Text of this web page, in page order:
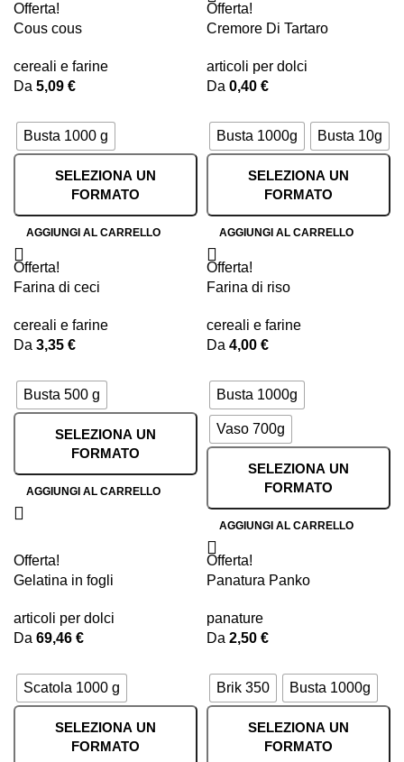
Offerta!
Cous cous
cereali e farine
Da 5,09 €
Busta 1000 g
SELEZIONA UN
FORMATO
AGGIUNGI AL CARRELLO
Offerta!
Cremore Di Tartaro
articoli per dolci
Da 0,40 €
Busta 1000g Busta 10g
SELEZIONA UN
FORMATO
AGGIUNGI AL CARRELLO
Offerta!
Farina di ceci
cereali e farine
Da 3,35 €
Busta 500 g
SELEZIONA UN
FORMATO
AGGIUNGI AL CARRELLO
Offerta!
Farina di riso
cereali e farine
Da 4,00 €
Busta 1000g
Vaso 700g
SELEZIONA UN
FORMATO
AGGIUNGI AL CARRELLO
Offerta!
Gelatina in fogli
articoli per dolci
Da 69,46 €
Scatola 1000 g
SELEZIONA UN
FORMATO
Offerta!
Panatura Panko
panature
Da 2,50 €
Brik 350 Busta 1000g
SELEZIONA UN
FORMATO